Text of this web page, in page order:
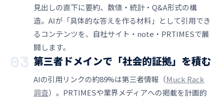
見出しの直下に要約、数値・統計・Q&A形式の構
造。AIが「具体的な答えを作る材料」として引用でき
るコンテンツを、自社サイト・note・PRTIMESで展
開します。
第三者ドメインで「社会的証拠」を積む
AIの引用リンクの約89%は第三者情報（Muck Rack
調査）。PRTIMESや業界メディアへの掲載を計画的